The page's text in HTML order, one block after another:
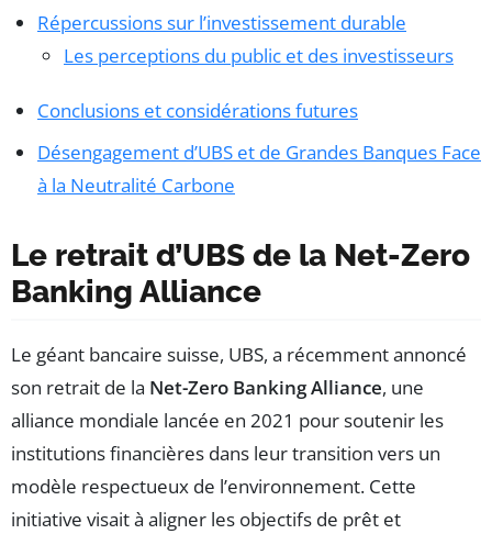
Répercussions sur l’investissement durable
Les perceptions du public et des investisseurs
Conclusions et considérations futures
Désengagement d’UBS et de Grandes Banques Face
à la Neutralité Carbone
Le retrait d’UBS de la Net-Zero
Banking Alliance
Le géant bancaire suisse, UBS, a récemment annoncé
son retrait de la Net-Zero Banking Alliance, une
alliance mondiale lancée en 2021 pour soutenir les
institutions financières dans leur transition vers un
modèle respectueux de l’environnement. Cette
initiative visait à aligner les objectifs de prêt et